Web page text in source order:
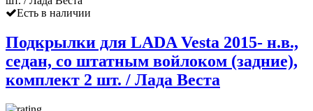
Есть в наличии
Подкрылки для LADA Vesta 2015- н.в.,
седан, со штатным войлоком (задние),
комплект 2 шт. / Лада Веста